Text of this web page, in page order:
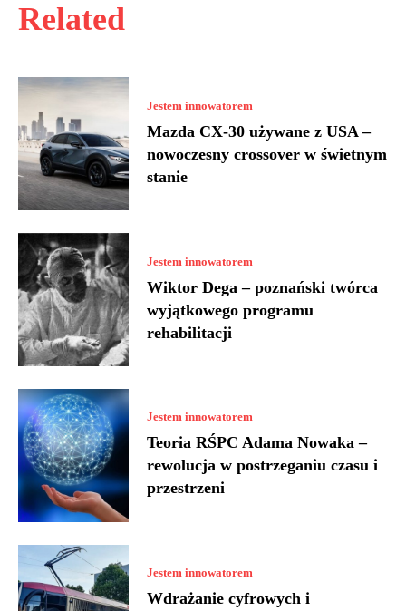
Related
Jestem innowatorem
Mazda CX-30 używane z USA –
nowoczesny crossover w świetnym
stanie
Jestem innowatorem
Wiktor Dega – poznański twórca
wyjątkowego programu
rehabilitacji
Jestem innowatorem
Teoria RŚPC Adama Nowaka –
rewolucja w postrzeganiu czasu i
przestrzeni
Jestem innowatorem
Wdrażanie cyfrowych i